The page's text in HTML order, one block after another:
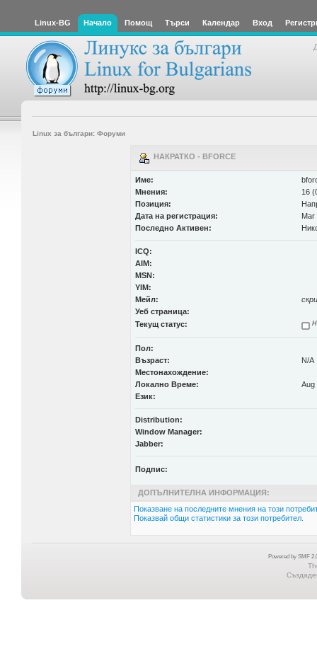
Linux-BG Начало Помощ Търси Календар Вход
Linux за българи: Форуми
НАКРАТКО - BFORCE
Име:
Мнения:
16
Позиция:
Дата на регистрация:
Mar
Последно Активен:
ICQ:
AIM:
MSN:
YIM:
Мейл:
Уеб страница:
Текущ статус:
Пол:
Възраст:
N/A
Местонахождение:
Локално Време:
Aug
Език:
Distribution:
Window Manager:
Jabber:
Подпис:
ДОПЪЛНИТЕЛНА ИНФОРМАЦИЯ:
Показване на последните мнения на този
Показвай общи статистики за този потребител.
Powered by SMF